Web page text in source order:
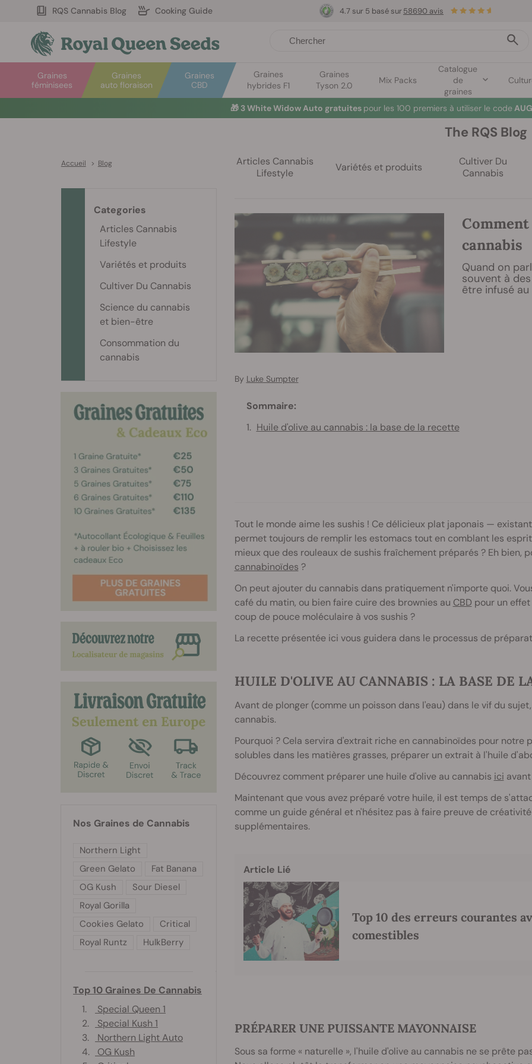
RQS Cannabis Blog Cooking Guide
Graines
auto floraison
Graines
féminisees
Graines
CBD
Graines
hybrides F1
Graines
Tyson 2.0
Mix Packs
Catalogue
de
graines
4.7 sur 5 basé sur58690 avis
🎁 3 White Widow Auto gratuites pour les 100 premiers à utiliser le code
Accueil > Blog
The RQS Blog
Articles Cannabis
Lifestyle
Variétés et produits
Cultiver Du
Cannabis
cannabis
Quand on
souvent à
être infusé
By Luke Sumpter
Sommaire:
Huile d'olive au cannabis : la base de la recette
Tout le monde aime les sushis ! Ce délicieux plat japonais —
permet toujours de remplir les estomacs tout en comblant les
mieux que des rouleaux de sushis fraîchement préparés ? Eh bien,
cannabinoïdes ?
On peut ajouter du cannabis dans pratiquement n'importe quoi.
café du matin, ou bien faire cuire des brownies au CBD pour un
coup de pouce moléculaire à vos sushis ?
La recette présentée ici vous guidera dans le processus de
HUILE D'OLIVE AU CANNABIS : LA BASE DE
Avant de plonger (comme un poisson dans l'eau) dans le vif du
cannabis.
Pourquoi ? Cela servira d'extrait riche en cannabinoïdes pour notre
solubles dans les matières grasses, préparer un extrait à l'huile
Découvrez comment préparer une huile d'olive au cannabis ici
Maintenant que vous avez préparé votre huile, il est temps de
comme un guide général et n'hésitez pas à faire preuve de
supplémentaires.
Article Lié
Top 10 des erreurs courantes
comestibles
PRÉPARER UNE PUISSANTE MAYONNAISE
Sous sa forme « naturelle », l'huile d'olive au cannabis ne se prête
Categories
Articles Cannabis
Lifestyle
Variétés et produits
Cultiver Du Cannabis
Science du cannabis
et bien-être
Consommation du
cannabis
Nos Graines de Cannabis
Northern Light
Green Gelato
Fat Banana
OG Kush
Sour Diesel
Royal Gorilla
Cookies Gelato
Critical
Royal Runtz
HulkBerry
Top 10 Graines De Cannabis
1.
Special Queen 1
2.
Special Kush 1
3.
Northern Light Auto
4.
OG Kush